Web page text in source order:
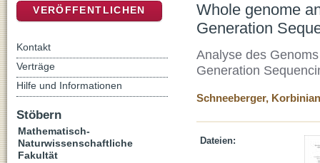
Whole genome
Generation
Analyse des
Generation
Schneeberger, Korbinian
Dateien:
VERÖFFENTLICHEN
Kontakt
Verträge
Hilfe und Informationen
Stöbern
Mathematisch-
Naturwissenschaftliche
Fakultät